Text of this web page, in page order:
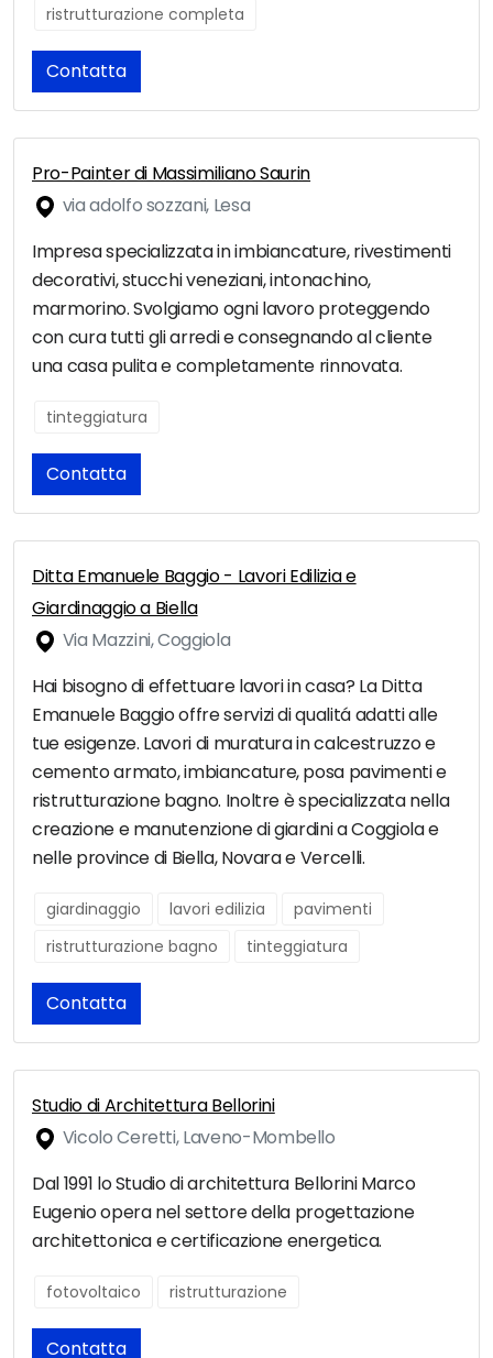
ristrutturazione completa
Contatta
Pro-Painter di Massimiliano Saurin
via adolfo sozzani, Lesa
Impresa specializzata in imbiancature, rivestimenti
decorativi, stucchi veneziani, intonachino,
marmorino. Svolgiamo ogni lavoro proteggendo
con cura tutti gli arredi e consegnando al cliente
una casa pulita e completamente rinnovata.
tinteggiatura
Contatta
Ditta Emanuele Baggio - Lavori Edilizia e
Giardinaggio a Biella
Via Mazzini, Coggiola
Hai bisogno di effettuare lavori in casa? La Ditta
Emanuele Baggio offre servizi di qualitá adatti alle
tue esigenze. Lavori di muratura in calcestruzzo e
cemento armato, imbiancature, posa pavimenti e
ristrutturazione bagno. Inoltre è specializzata nella
creazione e manutenzione di giardini a Coggiola e
nelle province di Biella, Novara e Vercelli.
giardinaggio lavori edilizia
pavimenti
ristrutturazione bagno
tinteggiatura
Contatta
Studio di Architettura Bellorini
Vicolo Ceretti, Laveno-Mombello
Dal 1991 lo Studio di architettura Bellorini Marco
Eugenio opera nel settore della progettazione
architettonica e certificazione energetica.
fotovoltaico ristrutturazione
Contatta